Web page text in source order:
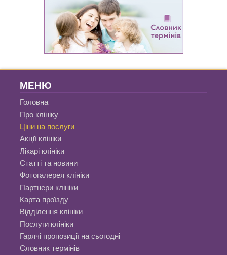
МЕНЮ
Головна
Про клініку
Ціни на послуги
Акції клініки
Лікарі клініки
Статті та новини
Фотогалерея клініки
Партнери клініки
Карта проїзду
Відділення клініки
Послуги клініки
Гарячі пропозиції на сьогодні
Словник термінів